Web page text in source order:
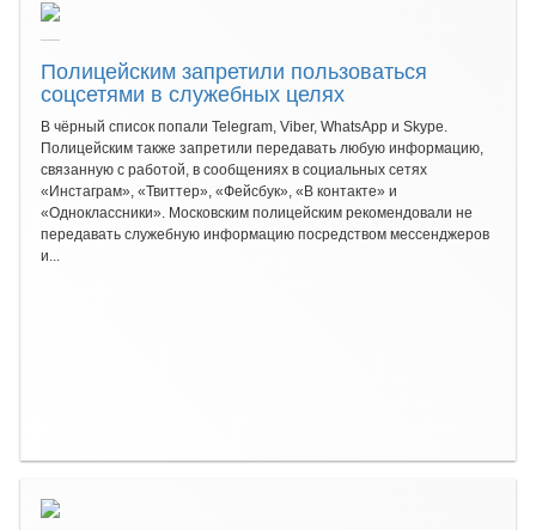
Полицейским запретили пользоваться
соцсетями в служебных целях
В чёрный список попали Telegram, Viber, WhatsApp и Skype.
Полицейским также запретили передавать любую информацию,
связанную с работой, в сообщениях в социальных сетях
«Инстаграм», «Твиттер», «Фейсбук», «В контакте» и
«Одноклассники». Московским полицейским рекомендовали не
передавать служебную информацию посредством мессенджеров
и...